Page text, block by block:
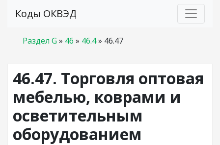
Коды ОКВЭД
Раздел G » 46 » 46.4» 46.47
46.47. Торговля оптовая
мебелью, коврами и
осветительным
оборудованием